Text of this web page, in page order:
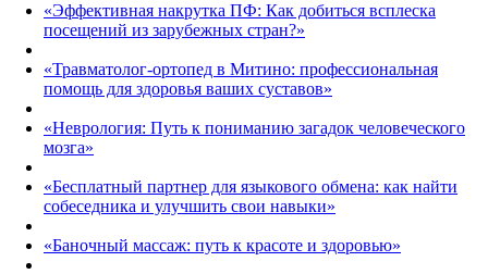
«Эффективная накрутка ПФ: Как добиться всплеска
посещений из зарубежных стран?»
«Травматолог-ортопед в Митино: профессиональная
помощь для здоровья ваших суставов»
«Неврология: Путь к пониманию загадок человеческого
мозга»
«Бесплатный партнер для языкового обмена: как найти
собеседника и улучшить свои навыки»
«Баночный массаж: путь к красоте и здоровью»